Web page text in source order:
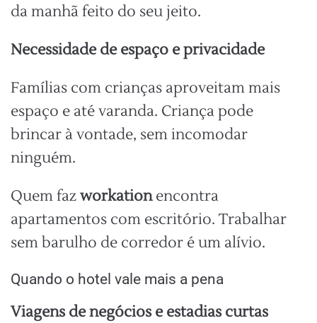
da manhã feito do seu jeito.
Necessidade de espaço e privacidade
Famílias com crianças aproveitam mais
espaço e até varanda. Criança pode
brincar à vontade, sem incomodar
ninguém.
Quem fazworkationencontra
apartamentos com escritório. Trabalhar
sem barulho de corredor é um alívio.
Quando o hotel vale mais a pena
Viagens de negócios e estadias curtas